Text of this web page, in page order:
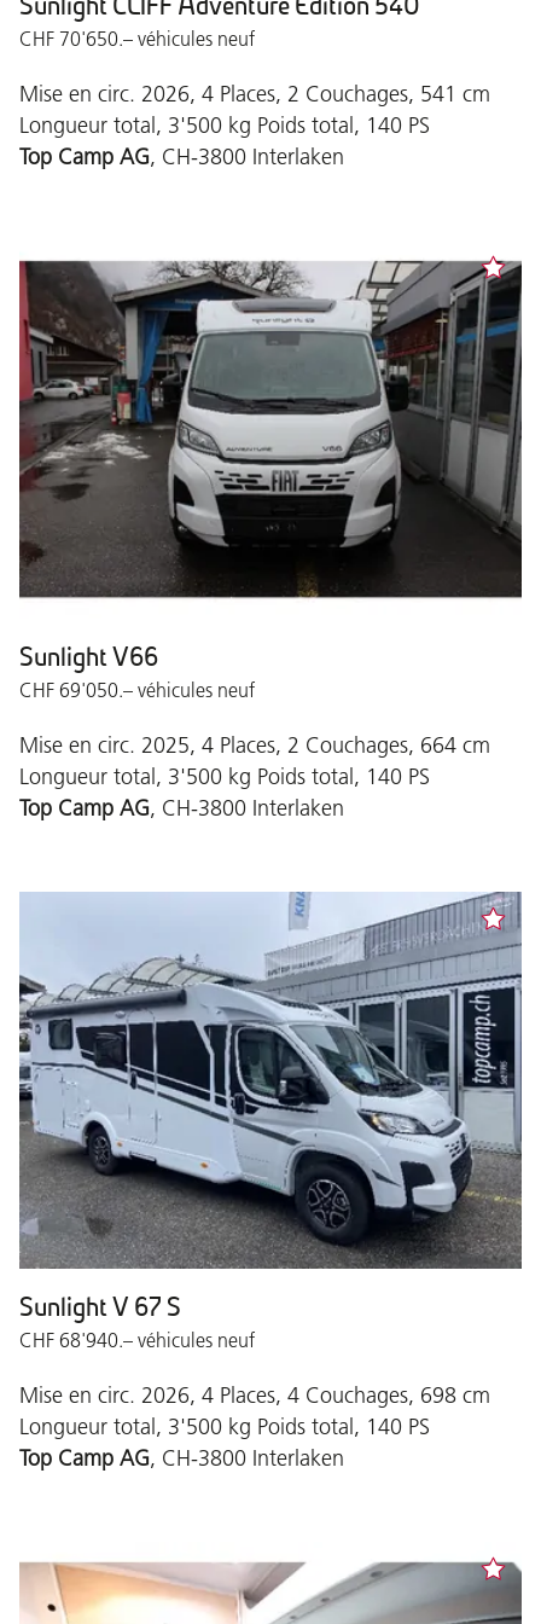
Sunlight CLIFF Adventure Edition 540
CHF 70'650.– véhicules neuf
Mise en circ. 2026, 4 Places, 2 Couchages, 541 cm
Longueur total, 3'500 kg Poids total, 140 PS
Top Camp AG, CH-3800 Interlaken
Sunlight V66
CHF 69'050.– véhicules neuf
Mise en circ. 2025, 4 Places, 2 Couchages, 664 cm
Longueur total, 3'500 kg Poids total, 140 PS
Top Camp AG, CH-3800 Interlaken
Sunlight V 67 S
CHF 68'940.– véhicules neuf
Mise en circ. 2026, 4 Places, 4 Couchages, 698 cm
Longueur total, 3'500 kg Poids total, 140 PS
Top Camp AG, CH-3800 Interlaken